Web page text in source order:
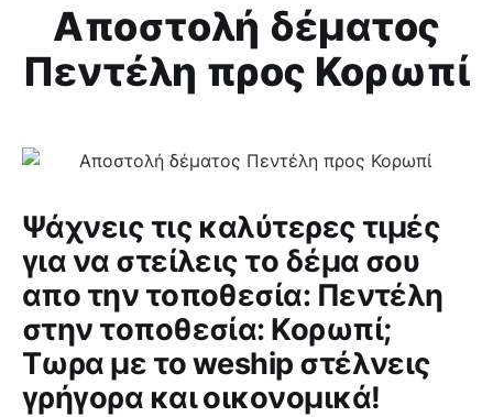
Aποστολή δέματος
Πεντέλη προς Κορωπί
Ψάχνεις τις καλύτερες τιμές
για να στείλεις το δέμα σου
απο την τοποθεσία: Πεντέλη
στην τοποθεσία: Κορωπί;
Τωρα με το weship στέλνεις
γρήγορα και οικονομικά!